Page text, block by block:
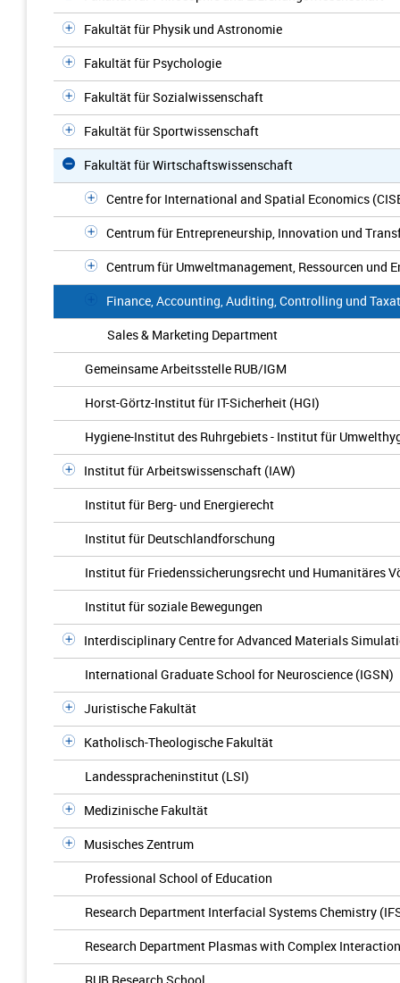
Fakultät für Physik und Astronomie
Fakultät für Psychologie
Fakultät für Sozialwissenschaft
Fakultät für Sportwissenschaft
Fakultät für Wirtschaftswissenschaft
Centre for International and Spatial Economics
Centrum für Entrepreneurship, Innovation und
Centrum für Umweltmanagement, Ressourcen und
Finance, Accounting, Auditing, Controlling und
Sales & Marketing Department
Gemeinsame Arbeitsstelle RUB/IGM
Horst-Görtz-Institut für IT-Sicherheit (HGI)
Hygiene-Institut des Ruhrgebiets - Institut für
Institut für Arbeitswissenschaft (IAW)
Institut für Berg- und Energierecht
Institut für Deutschlandforschung
Institut für Friedenssicherungsrecht und Humanitäres
Institut für soziale Bewegungen
Interdisciplinary Centre for Advanced Materials
International Graduate School for Neuroscience (IGSN)
Juristische Fakultät
Katholisch-Theologische Fakultät
Landesspracheninstitut (LSI)
Medizinische Fakultät
Musisches Zentrum
Professional School of Education
Research Department Interfacial Systems Chemistry
Research Department Plasmas with Complex